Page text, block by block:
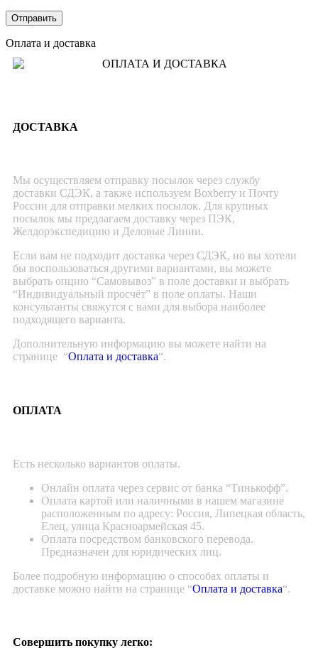
Оплата и доставка
ДОСТАВКА
Мы осуществляем отправку посылок через службу
доставки СДЭК, а также используем Boxberry и Почту
России для отправки мелких посылок. Для крупных
посылок мы предлагаем доставку через ПЭК,
Желдорэкспедицию и Деловые Линии.
Если вам не подходит доставка через СДЭК, но вы хотели
бы воспользоваться другими вариантами, вы можете
выбрать опцию “Самовывоз” в поле доставки и выбрать
“Индивидуальный просчёт” в поле оплаты. Наши
консультанты свяжутся с вами для выбора наиболее
подходящего варианта.
Дополнительную информацию вы можете найти на
странице “Оплата и доставка“.
ОПЛАТА
Есть несколько вариантов оплаты.
Онлайн оплата через сервис от банка “Тинькофф”.
Оплата картой или наличными в нашем магазине
расположенным по адресу: Россия, Липецкая область,
Елец, улица Красноармейская 45.
Оплата посредством банковского перевода.
Предназначен для юридических лиц.
Более подробную информацию о способах оплаты и
доставке можно найти на странице “Оплата и доставка“.
Совершить покупку легко: